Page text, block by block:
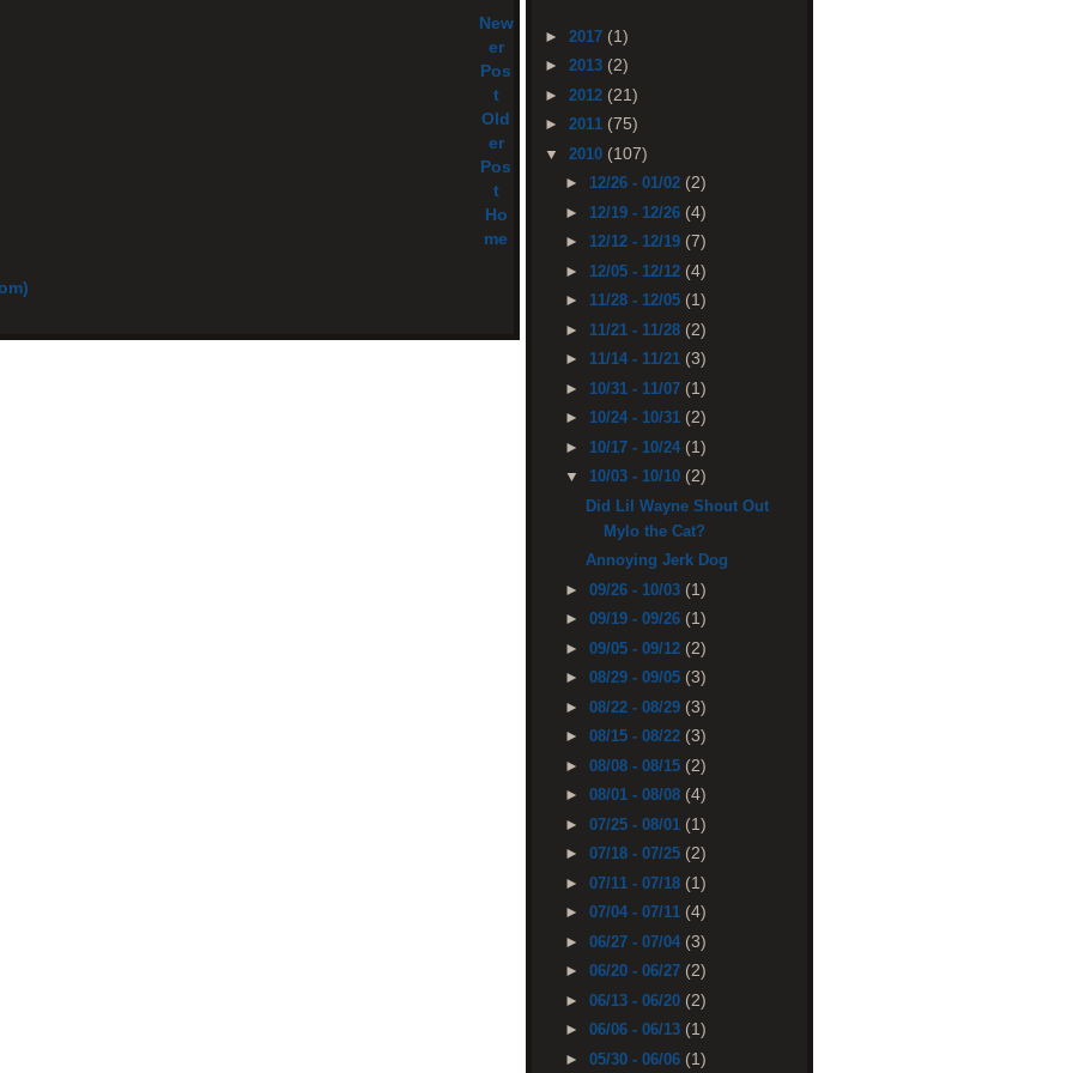
New
er
Pos
t
Old
er
Pos
t
Ho
me
► 2017 (1)
► 2013 (2)
► 2012 (21)
► 2011 (75)
▼ 2010 (107)
► 12/26 - 01/02 (2)
► 12/19 - 12/26 (4)
► 12/12 - 12/19 (7)
► 12/05 - 12/12 (4)
► 11/28 - 12/05 (1)
► 11/21 - 11/28 (2)
► 11/14 - 11/21 (3)
► 10/31 - 11/07 (1)
► 10/24 - 10/31 (2)
► 10/17 - 10/24 (1)
▼ 10/03 - 10/10 (2)
Did Lil Wayne Shout Out
Mylo the Cat?
Annoying Jerk Dog
► 09/26 - 10/03 (1)
► 09/19 - 09/26 (1)
► 09/05 - 09/12 (2)
► 08/29 - 09/05 (3)
► 08/22 - 08/29 (3)
► 08/15 - 08/22 (3)
► 08/08 - 08/15 (2)
► 08/01 - 08/08 (4)
► 07/25 - 08/01 (1)
► 07/18 - 07/25 (2)
► 07/11 - 07/18 (1)
► 07/04 - 07/11 (4)
► 06/27 - 07/04 (3)
► 06/20 - 06/27 (2)
► 06/13 - 06/20 (2)
► 06/06 - 06/13 (1)
► 05/30 - 06/06 (1)